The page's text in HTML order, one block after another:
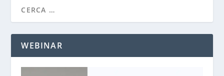
WEBINAR